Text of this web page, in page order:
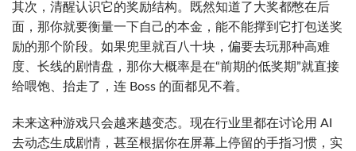
其次，清醒认识它的奖励结构。既然知道了大奖都憋在后
面，那你就要衡量一下自己的本金，能不能撑到它打包送奖
励的那个阶段。如果兜里就百八十块，偏要去玩那种高难
度、长线的剧情盘，那你大概率是在“前期的低奖期”就直接
给喂饱、抬走了，连 Boss 的面都见不着。
未来这种游戏只会越来越变态。现在行业里都在讨论用 AI
去动态生成剧情，甚至根据你在屏幕上停留的手指习惯，实